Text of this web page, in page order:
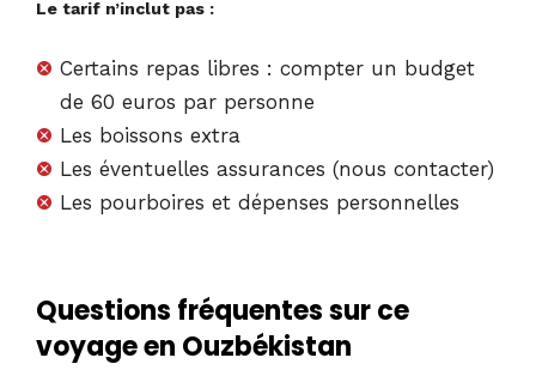
Le tarif n’inclut pas :
Certains repas libres : compter un budget
de 60 euros par personne
Les boissons extra
Les éventuelles assurances (nous contacter)
Les pourboires et dépenses personnelles
Questions fréquentes sur ce
voyage en Ouzbékistan